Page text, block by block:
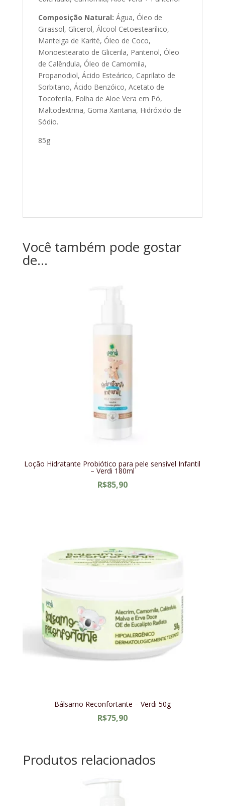
Composição Natural: Água, Óleo de
Girassol, Glicerol, Álcool Cetoestearílico,
Manteiga de Karité, Óleo de Coco,
Monoestearato de Glicerila, Pantenol, Óleo
de Calêndula, Óleo de Camomila,
Propanodiol, Ácido Esteárico, Caprilato de
Sorbitano, Ácido Benzóico, Acetato de
Tocoferila, Folha de Aloe Vera em Pó,
Maltodextrina, Goma Xantana, Hidróxido de
Sódio.
85g
Você também pode gostar
de…
Loção Hidratante Probiótico para pele sensível Infantil
– Verdi 180ml
R$85,90
Bálsamo Reconfortante – Verdi 50g
R$75,90
Produtos relacionados